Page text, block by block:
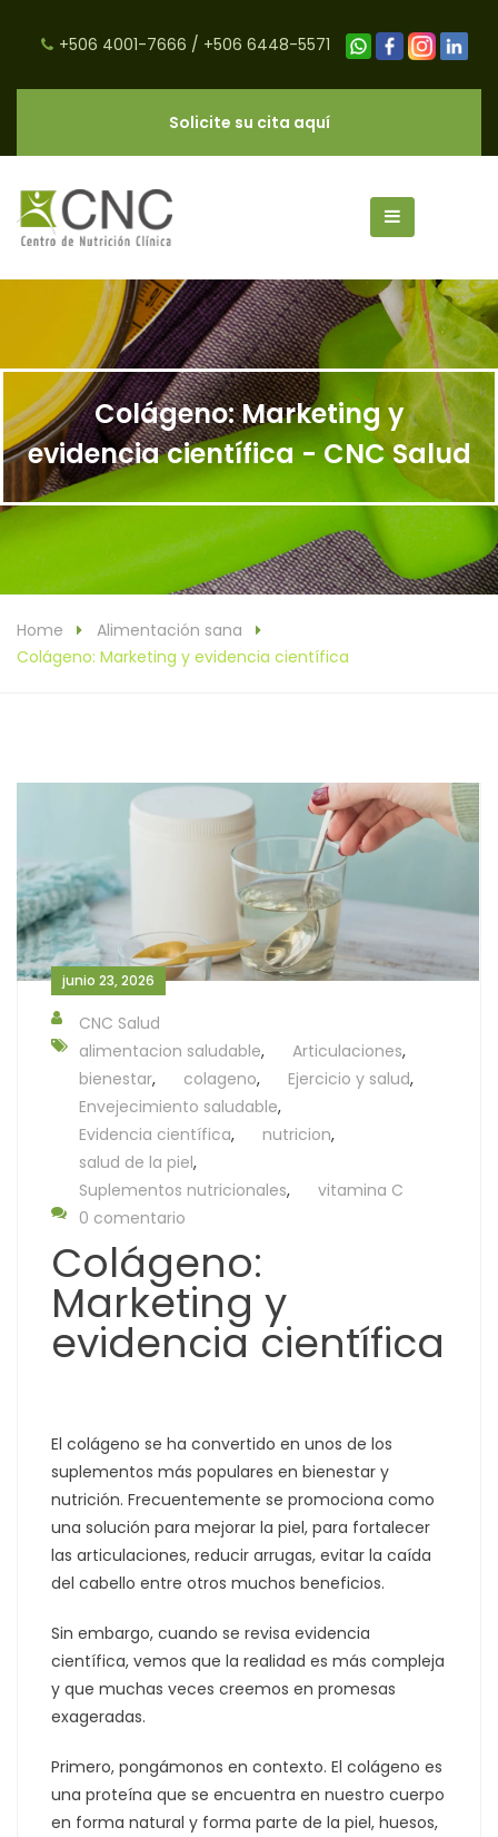
+506 4001-7666 / +506 6448-5571
Solicite su cita aquí
Colágeno: Marketing y
evidencia científica - CNC Salud
Home
Alimentación sana
Colágeno: Marketing y evidencia científica
junio 23, 2026
CNC Salud
alimentacion saludable, Articulaciones,
bienestar, colageno, Ejercicio y salud,
Envejecimiento saludable,
Evidencia científica, nutricion,
salud de la piel,
Suplementos nutricionales,
vitamina C
0 comentario
Colágeno:
Marketing y
evidencia científica
El colágeno se ha convertido en unos de los
suplementos más populares en bienestar y
nutrición. Frecuentemente se promociona como
una solución para mejorar la piel, para fortalecer
las articulaciones, reducir arrugas, evitar la caída
del cabello entre otros muchos beneficios.
Sin embargo, cuando se revisa evidencia
científica, vemos que la realidad es más compleja
y que muchas veces creemos en promesas
exageradas.
Primero, pongámonos en contexto. El colágeno es
una proteína que se encuentra en nuestro cuerpo
en forma natural y forma parte de la piel, huesos,